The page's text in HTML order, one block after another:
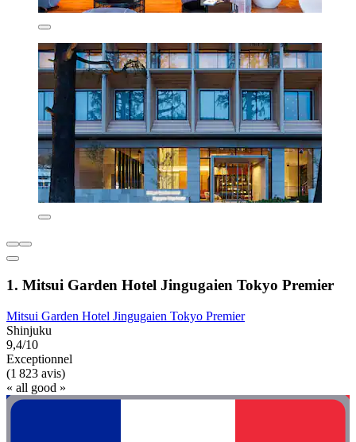
1. Mitsui Garden Hotel Jingugaien Tokyo Premier
Mitsui Garden Hotel Jingugaien Tokyo Premier
Shinjuku
9,4/10
Exceptionnel
(1 823 avis)
« all good »